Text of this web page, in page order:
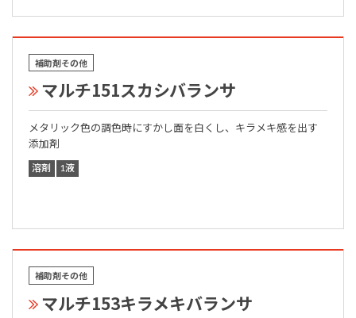
補助剤その他
マルチ151スカシバランサ
メタリック色の調色時にすかし面を白くし、キラメキ感を出す
添加剤
溶剤 1液
補助剤その他
マルチ153キラメキバランサ